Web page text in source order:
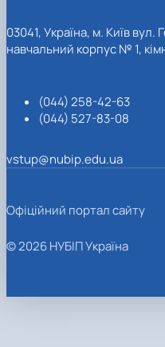
03041, Україна, м. Київ вул.
навчальний корпус № 1,
(044) 258-42-63
(044) 527-83-08
vstup@nubip.edu.ua
Офіційний портал сайту
© 2026 НУБІП Україна